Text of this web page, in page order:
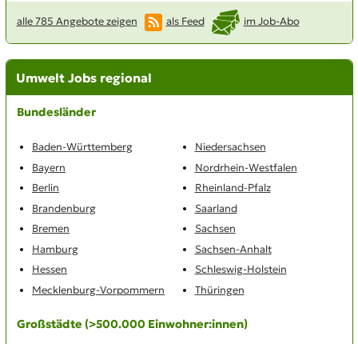
alle 785 Angebote zeigen als Feed im Job-Abo
Umwelt Jobs regional
Bundesländer
Baden-Württemberg
Bayern
Berlin
Brandenburg
Bremen
Hamburg
Hessen
Mecklenburg-Vorpommern
Niedersachsen
Nordrhein-Westfalen
Rheinland-Pfalz
Saarland
Sachsen
Sachsen-Anhalt
Schleswig-Holstein
Thüringen
Großstädte (>500.000 Einwohner:innen)